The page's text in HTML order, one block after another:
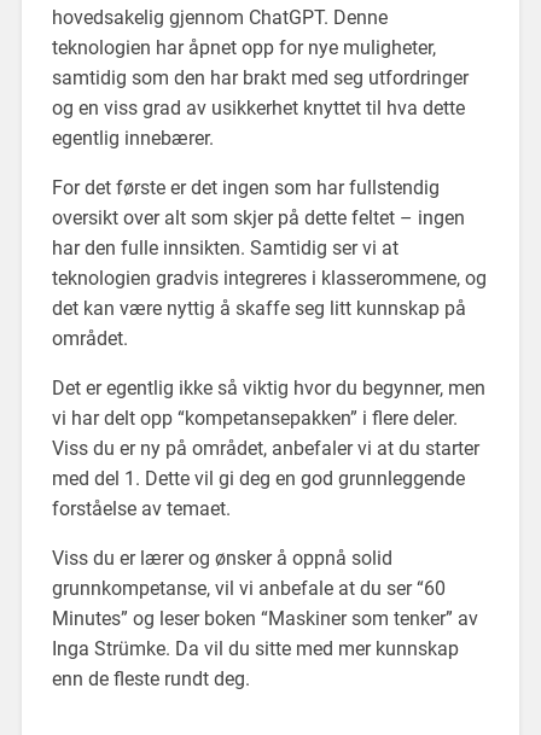
hovedsakelig gjennom ChatGPT. Denne
teknologien har åpnet opp for nye muligheter,
samtidig som den har brakt med seg utfordringer
og en viss grad av usikkerhet knyttet til hva dette
egentlig innebærer.
For det første er det ingen som har fullstendig
oversikt over alt som skjer på dette feltet – ingen
har den fulle innsikten. Samtidig ser vi at
teknologien gradvis integreres i klasserommene, og
det kan være nyttig å skaffe seg litt kunnskap på
området.
Det er egentlig ikke så viktig hvor du begynner, men
vi har delt opp “kompetansepakken” i flere deler.
Viss du er ny på området, anbefaler vi at du starter
med del 1. Dette vil gi deg en god grunnleggende
forståelse av temaet.
Viss du er lærer og ønsker å oppnå solid
grunnkompetanse, vil vi anbefale at du ser “60
Minutes” og leser boken “Maskiner som tenker” av
Inga Strümke. Da vil du sitte med mer kunnskap
enn de fleste rundt deg.